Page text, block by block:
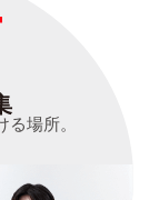
場所。